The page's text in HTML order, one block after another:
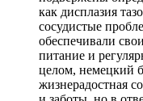
как дисплазия
сосудистые
обеспечивали
питание и
целом, немецкий
жизнерадостная